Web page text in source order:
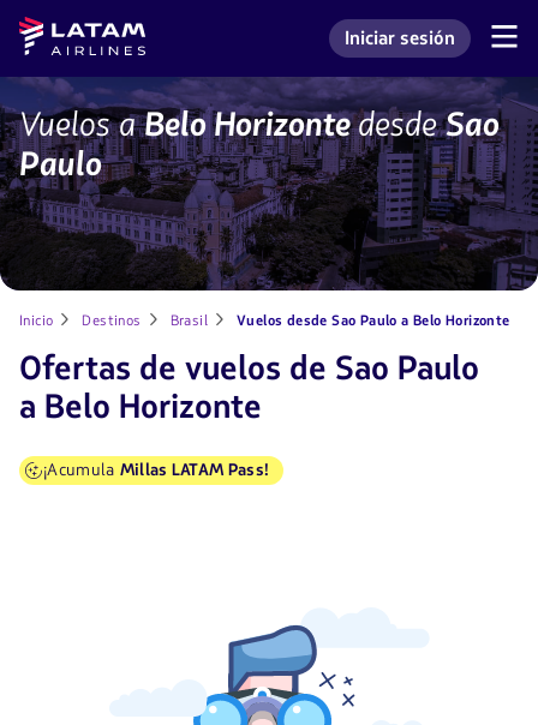
Saltar
menú.
Saltar al
contenido
principal.
Navegación
secciones
de
usuario.
Latam
Airlines
Ingresar a mi cuenta
Iniciar sesión
SAO-
BHZVuelos aBelo HorizontedesdeSao
Paulo
Inicio Destinos Brasil Vuelos desde Sao Paulo a Belo Horizonte
Ofertas de vuelos de Sao Paulo
a Belo Horizonte
¡Acumula Millas LATAM Pass!